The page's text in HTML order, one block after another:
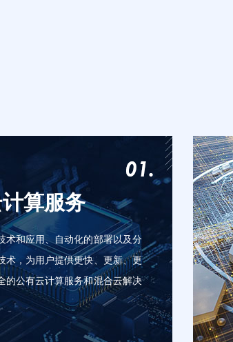
算服务
术和应用、自动化的部署以及分
术，为用户提供更快、更新、更
的公有云计算服务和混合云解决